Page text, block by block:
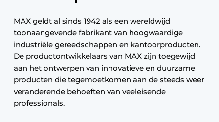
MAX geldt al sinds 1942 als een wereldwijd
toonaangevende fabrikant van hoogwaardige
industriële gereedschappen en kantoorproducten.
De productontwikkelaars van MAX zijn toegewijd
aan het ontwerpen van innovatieve en duurzame
producten die tegemoetkomen aan de steeds weer
veranderende behoeften van veeleisende
professionals.